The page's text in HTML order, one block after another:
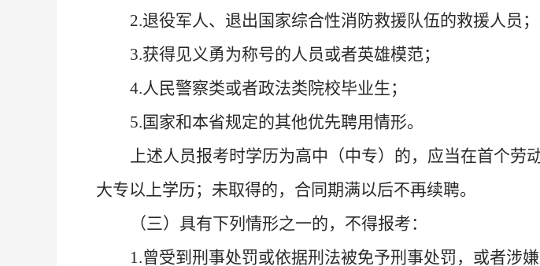
2.退役军人、退出国家综合性消防救援队伍的救援人员；
3.获得见义勇为称号的人员或者英雄模范；
4.人民警察类或者政法类院校毕业生；
5.国家和本省规定的其他优先聘用情形。
上述人员报考时学历为高中（中专）的，应当在首个劳
大专以上学历；未取得的，合同期满以后不再续聘。
（三）具有下列情形之一的，不得报考：
1.曾受到 刑事处罚或依据刑法被免予刑事处罚，或者涉